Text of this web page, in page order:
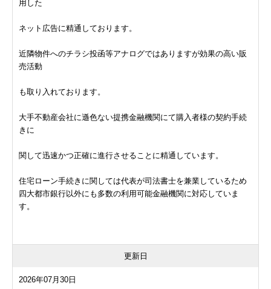
用した
ネット広告に精通しております。
近隣物件へのチラシ投函等アナログではありますが効果の高い販
売活動
も取り入れております。
大手不動産会社に遜色ない提携金融機関にて購入者様の契約手続
きに
関して迅速かつ正確に進行させることに精通しています。
住宅ローン手続きに関しては代表が司法書士を兼業しているため
四大都市銀行以外にも多数の利用可能金融機関に対応していま
す。
更新日
2026年07月30日